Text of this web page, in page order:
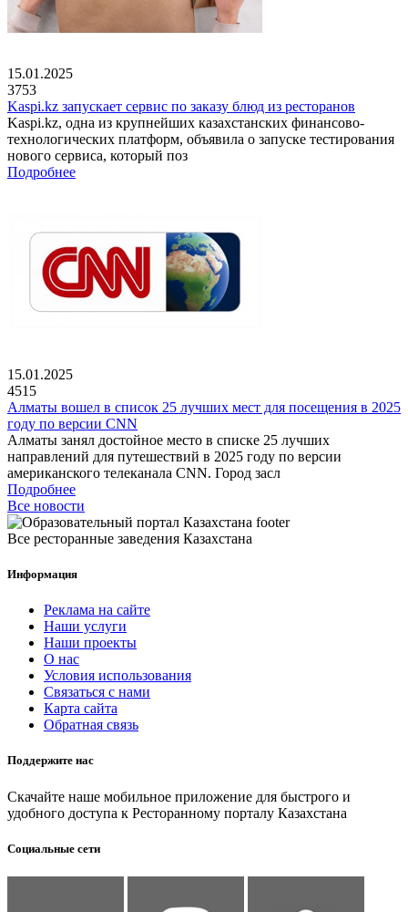
15.01.2025
3753
Kaspi.kz запускает сервис по заказу блюд из ресторанов
Kaspi.kz, одна из крупнейших казахстанских финансово-
технологических платформ, объявила о запуске тестирования
нового сервиса, который поз
Подробнее
15.01.2025
4515
Алматы вошел в список 25 лучших мест для посещения в 2025
году по версии CNN
Алматы занял достойное место в списке 25 лучших
направлений для путешествий в 2025 году по версии
американского телеканала CNN. Город засл
Подробнее
Все новости
Все ресторанные заведения Казахстана
Информация
Реклама на сайте
Наши услуги
Наши проекты
О нас
Условия использования
Связаться с нами
Карта сайта
Обратная связь
Поддержите нас
Скачайте наше мобильное приложение для быстрого и
удобного доступа к Ресторанному порталу Казахстана
Социальные сети